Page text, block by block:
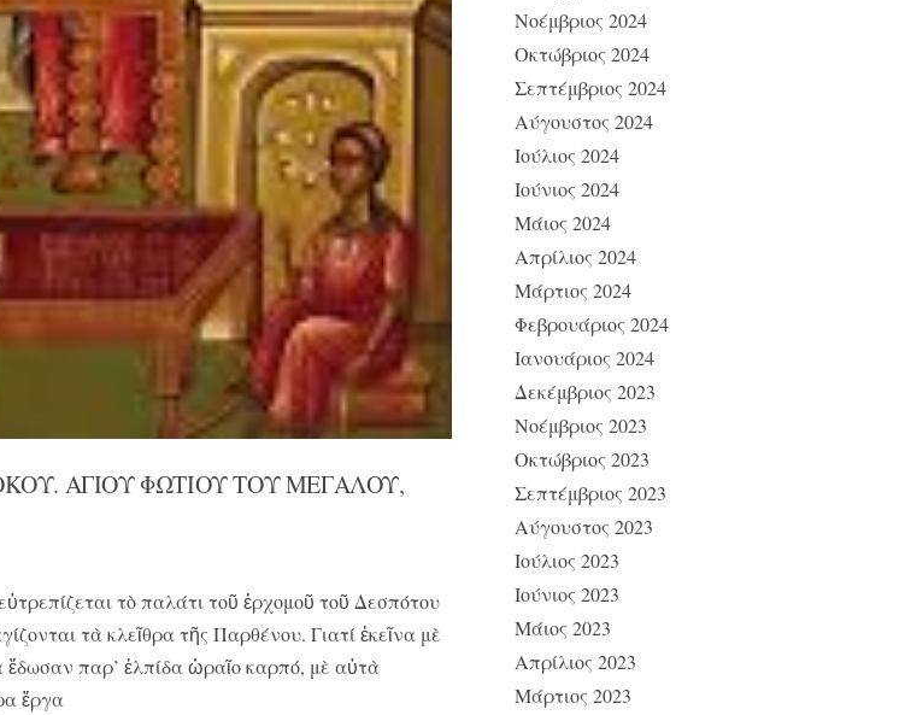
ἉΓΊΟΥ ΦΩΤΊΟΥ ΤΟΥ͂ ΜΕΓΆΛΟΥ,
τὸ παλάτι τοῦ ἐρχομοῦ τοῦ Δεσπότου
τὰ κλεῖθρα τῆς Παρθένου. Γιατί ἐκεῖνα μὲ
ἔδωσαν παρ’ ἐλπίδα ὡραῖο καρπό, μὲ αὐτὰ
ἔργα
Νοέμβριος 2024
Οκτώβριος 2024
Σεπτέμβριος 2024
Αύγουστος 2024
Ιούλιος 2024
Ιούνιος 2024
Μάιος 2024
Απρίλιος 2024
Μάρτιος 2024
Φεβρουάριος 2024
Ιανουάριος 2024
Δεκέμβριος 2023
Νοέμβριος 2023
Οκτώβριος 2023
Σεπτέμβριος 2023
Αύγουστος 2023
Ιούλιος 2023
Ιούνιος 2023
Μάιος 2023
Απρίλιος 2023
Μάρτιος 2023